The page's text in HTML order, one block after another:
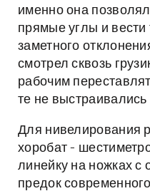
именно она
прямые углы и вести
заметного
смотрел сквозь
рабочим
те не
Для нивелирования
хоробат -
линейку на ножках с
предок